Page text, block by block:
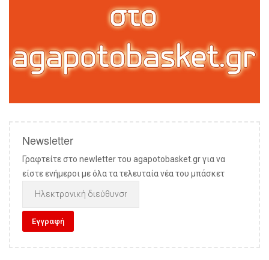
Newsletter
Γραφτείτε στο newletter του agapotobasket.gr για να
είστε ενήμεροι με όλα τα τελευταία νέα του μπάσκετ